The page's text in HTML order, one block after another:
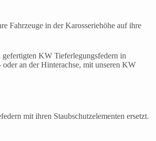
Fahrzeuge in der Karosseriehöhe auf ihre
KW Tieferlegungsfedern in
an der Hinterachse, mit unseren KW
mit ihren Staubschutzelementen ersetzt.